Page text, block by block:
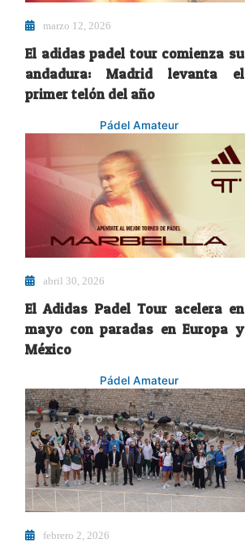
marzo 12, 2026
El adidas padel tour comienza su
andadura: Madrid levanta el
primer telón del año
Pádel Amateur
abril 30, 2026
El Adidas Padel Tour acelera en
mayo con paradas en Europa y
México
Pádel Amateur
febrero 2, 2026